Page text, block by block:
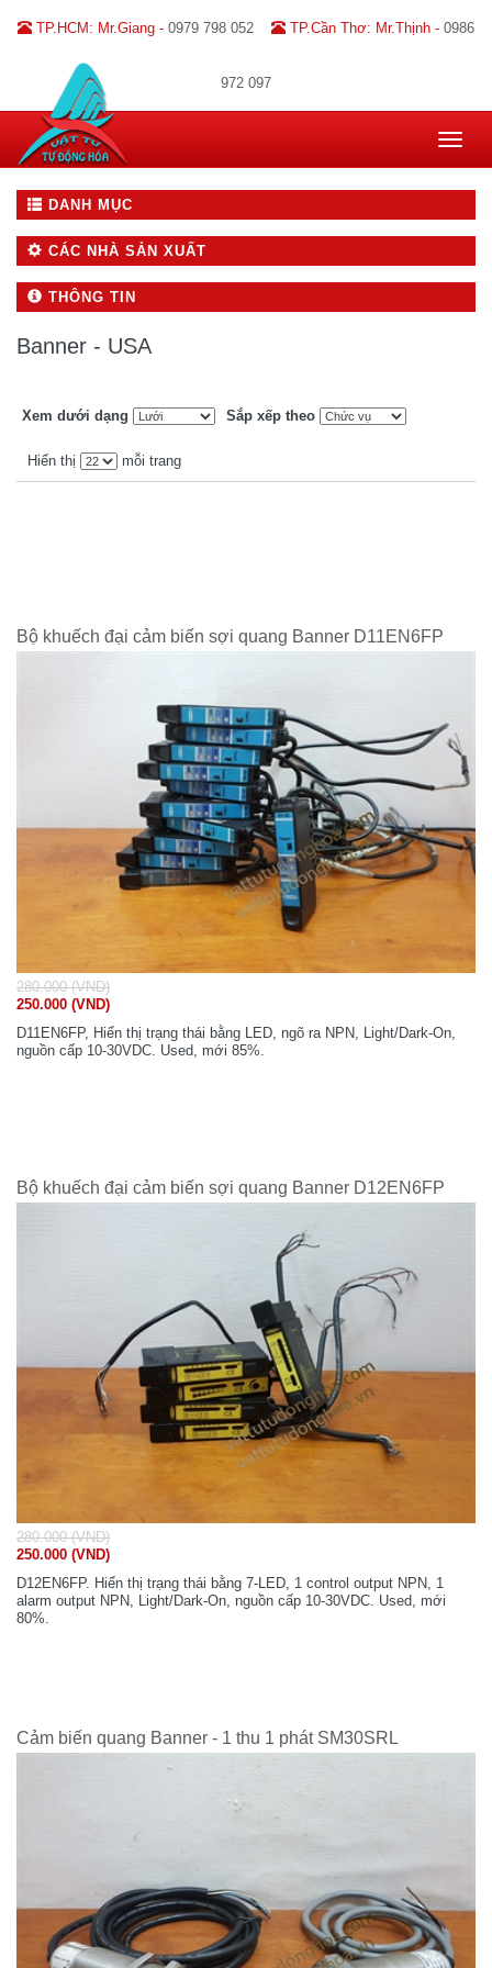
TP.HCM: Mr.Giang - 0979 798 052 TP.Cần Thơ: Mr.Thịnh - 0986
972 097
Toggle
DANH MỤC
CÁC NHÀ SẢN XUẤT
THÔNG TIN
Banner - USA
Xem dưới dạng Sắp xếp theo
Hiển thị mỗi trang
Bộ khuếch đại cảm biến sợi quang Banner D11EN6FP
280.000 (VND)
250.000 (VND)
D11EN6FP, Hiển thị trạng thái bằng LED, ngõ ra NPN, Light/Dark-On,
nguồn cấp 10-30VDC. Used, mới 85%.
Bộ khuếch đại cảm biến sợi quang Banner D12EN6FP
280.000 (VND)
250.000 (VND)
D12EN6FP. Hiển thị trạng thái bằng 7-LED, 1 control output NPN, 1
alarm output NPN, Light/Dark-On, nguồn cấp 10-30VDC. Used, mới
80%.
Cảm biến quang Banner - 1 thu 1 phát SM30SRL